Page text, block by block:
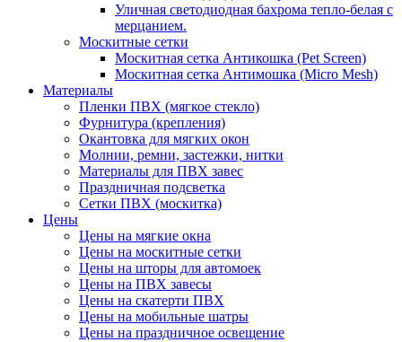
Уличная светодиодная бахрома тепло-белая с
мерцанием.
Москитные сетки
Москитная сетка Антикошка (Pet Screen)
Москитная сетка Антимошка (Micro Mesh)
Материалы
Пленки ПВХ (мягкое стекло)
Фурнитура (крепления)
Окантовка для мягких окон
Молнии, ремни, застежки, нитки
Материалы для ПВХ завес
Праздничная подсветка
Сетки ПВХ (москитка)
Цены
Цены на мягкие окна
Цены на москитные сетки
Цены на шторы для автомоек
Цены на ПВХ завесы
Цены на скатерти ПВХ
Цены на мобильные шатры
Цены на праздничное освещение